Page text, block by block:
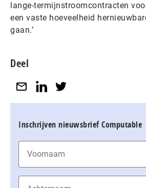
lange-termijnstroomcontracten
een vaste hoeveelheid
gaan.’
Deel
Inschrijven nieuwsbrief Computable